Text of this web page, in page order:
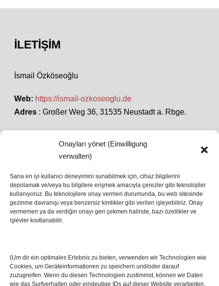
Onayları yönet (Einwilligung
verwalten)
Sana en iyi kullanıcı deneyimini sunabilmek için, cihaz bilgilerini
depolamak ve/veya bu bilgilere erişmek amacıyla çerezler gibi teknolojiler
kullanıyoruz. Bu teknolojilere onay vermen durumunda, bu web sitesinde
gezinme davranışı veya benzersiz kimlikler gibi verileri işleyebiliriz. Onay
vermemen ya da verdiğin onayı geri çekmen halinde, bazı özellikler ve
işlevler kısıtlanabilir.
(Um dir ein optimales Erlebnis zu bieten, verwenden wir Technologien wie
Cookies, um Geräteinformationen zu speichern und/oder darauf
zuzugreifen. Wenn du diesen Technologien zustimmst, können wir Daten
wie das Surfverhalten oder eindeutige IDs auf dieser Website verarbeiten.
İLETIŞIM
İsmail Özköseoğlu
Web: https://ismail-ozkoseoglu.de
Adres : Großer Weg 36, 31535 Neustadt a. Rbge.
SON HABERLER
İstanbul’da Avrupa Ligi Finali: Freiburg ve Aston
Villa Boğaz’da Tarih Yazmaya Hazırlanıyor
08 May 2026
17 Nis 2026